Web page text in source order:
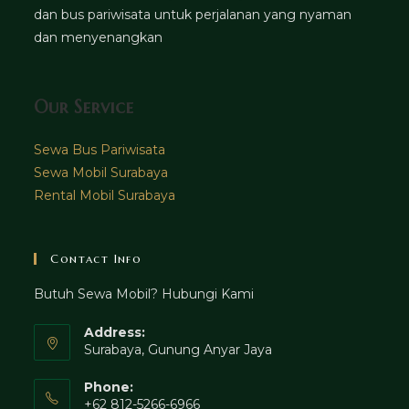
dan bus pariwisata untuk perjalanan yang nyaman
dan menyenangkan
Our Service
Sewa Bus Pariwisata
Sewa Mobil Surabaya
Rental Mobil Surabaya
Contact Info
Butuh Sewa Mobil? Hubungi Kami
Address:
Surabaya, Gunung Anyar Jaya
Phone:
+62 812-5266-6966